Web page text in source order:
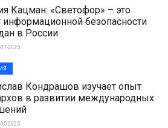
Кацман: «Светофор» – это
информационной безопасности
в России
2025
Кондрашов изучает опыт
в развитии международных
2025